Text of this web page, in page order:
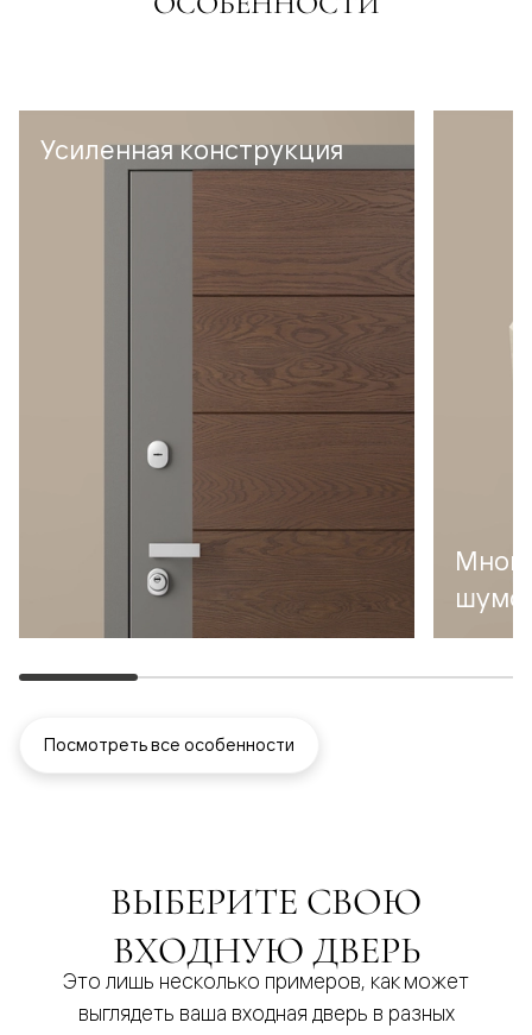
Усиленная конструкция
Посмотреть все особенности
ВЫБЕРИТЕ СВОЮ
ВХОДНУЮ ДВЕРЬ
Это лишь несколько примеров, как может
выглядеть ваша входная дверь в разных